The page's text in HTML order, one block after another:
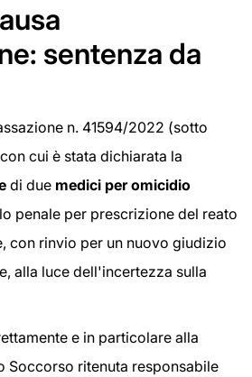
sentenza da
n. 41594/2022 (sotto
cui è stata dichiarata la
di due medici per omicidio
penale per prescrizione del reato
con rinvio per un nuovo giudizio
alla luce dell'incertezza sulla
e in particolare alla
Soccorso ritenuta responsabile